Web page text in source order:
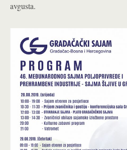
avgusta.